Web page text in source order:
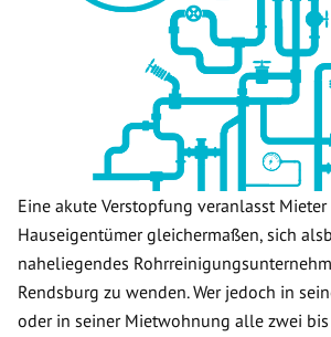
Eine akute Verstopfung veranlasst
Hauseigentümer gleichermaßen, sich
naheliegendes
Rendsburg zu wenden. Wer jedoch in
oder in seiner Mietwohnung alle zwei bis